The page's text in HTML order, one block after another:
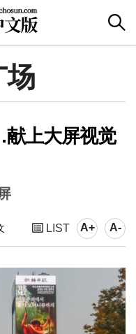
场
上大屏视觉
LIST A+ A-